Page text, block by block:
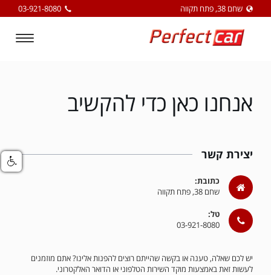
שחם 38, פתח תקווה 03-921-8080
Toggle
אנחנו כאן כדי להקשיב
יצירת קשר
כתובת:
שחם 38, פתח תקווה
טל:
03-921-8080
יש לכם שאלה, טענה או בקשה שהייתם רוצים להפנות אלינו? אתם מוזמנים
לעשות זאת באמצעות מוקד השירות הטלפוני או הדואר האלקטרוני.